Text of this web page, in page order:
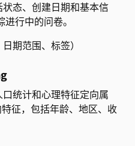
态、创建日期和基本信
行中的问卷。
期范围、标签）
统计和心理特征定向属
特征，包括年龄、地区、收